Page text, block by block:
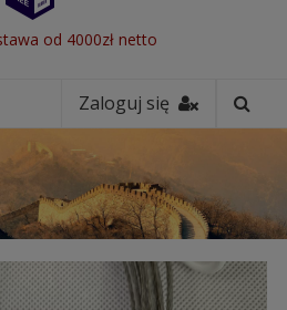
od 4000zł netto
Zaloguj się